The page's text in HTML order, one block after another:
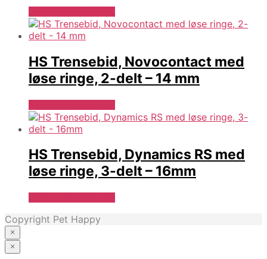
HS Trensebid, Novocontact med
løse ringe, 2-delt – 14 mm
HS Trensebid, Dynamics RS med
løse ringe, 3-delt – 16mm
Copyright Pet Happy
×
×